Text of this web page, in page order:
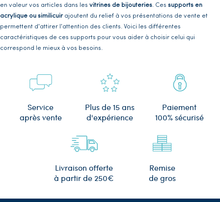
en valeur vos articles dans les vitrines de bijouteries. Ces supports en
acrylique ou similicuirajoutent du relief à vos présentations de vente et
permettent d'attirer l'attention des clients. Voici les différentes
caractéristiques de ces supports pour vous aider à choisir celui qui
correspond le mieux à vos besoins.
grande variété de tailles et de formes
supports volumes vitrines
sont disponibles en différentes tailles, formes
notamment les bijoux. Ainsi, vous pourrez trouver le support adapté à vos
articles et créer des présentations uniques et personnalisées.
Supports volumes vitrine en acrylique
ou similicuir pour un rendu impeccable
En ce qui concerne les matériaux, lessupports volumes vitrinessont
Service
après vente
Plus de 15 ans
d'expérience
Paiement
100% sécurisé
Livraison offerte
à partir de 250€
Remise
de gros